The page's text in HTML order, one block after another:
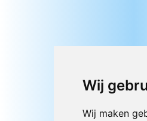
Wij
Wij maken